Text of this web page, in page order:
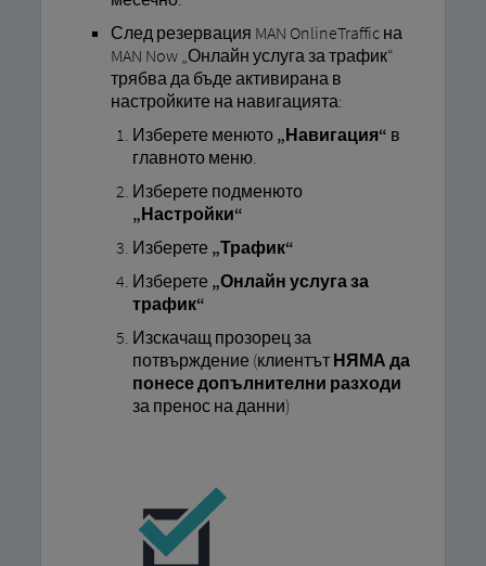
След резервация MAN OnlineTraffic на
MAN Now „Онлайн услуга за трафик“
трябва да бъде активирана в
настройките на навигацията:
Изберете менюто „Навигация“ в
главното меню.
Изберете подменюто
„Настройки“
Изберете „Трафик“
Изберете „Онлайн услуга за
трафик“
Изскачащ прозорец за
потвърждение (клиентът НЯМА да
понесе допълнителни разходи
за пренос на данни)